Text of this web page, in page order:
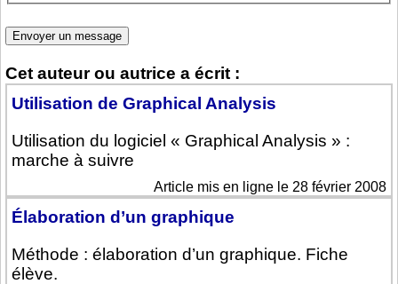
Cet auteur ou autrice a écrit :
Utilisation de Graphical Analysis
Utilisation du logiciel « Graphical Analysis » :
marche à suivre
Article mis en ligne le 28 février 2008
Élaboration d’un graphique
Méthode : élaboration d’un graphique. Fiche
élève.